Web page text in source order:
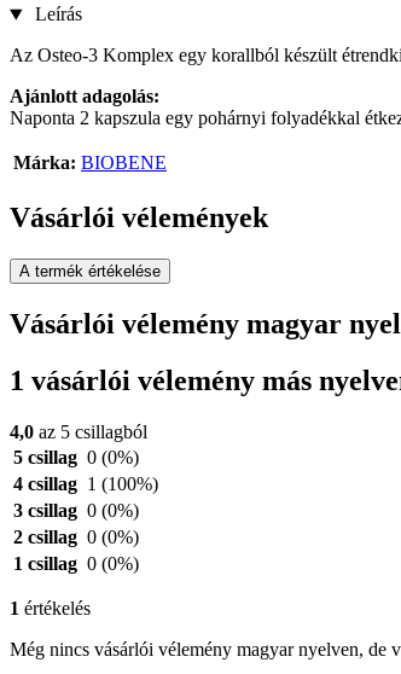
Leírás
Az Osteo-3 Komplex egy korallból készült
Ajánlott adagolás:
Naponta 2 kapszula egy pohárnyi folyadékkal
Márka: BIOBENE
Vásárlói vélemények
A termék értékelése
Vásárlói vélemény magyar
1 vásárlói vélemény más
4,0 az 5 csillagból
5 csillag 0 (0%)
4 csillag 1 (100%)
3 csillag 0 (0%)
2 csillag 0 (0%)
1 csillag 0 (0%)
1 értékelés
Még nincs vásárlói vélemény magyar nyelven, de